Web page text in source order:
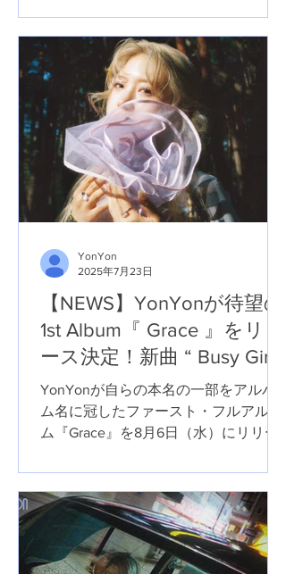
仕様のRemixで新たにリリース。
【NEWS】YonYonが待望の
1st Album『 Grace 』をリリ
ース決定！新曲 “ Busy Girl ”
を先行配信リリース。
YonYonが自らの本名の一部をアルバ
ム名に冠したファースト・フルアルバ
ム『Grace』を8月6日（水）にリリー
グル「Busy Girl」が本日7月23日
（水）に配信された。
YonYon
2025年7月23日